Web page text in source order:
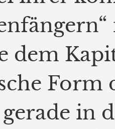
dem
Form
in